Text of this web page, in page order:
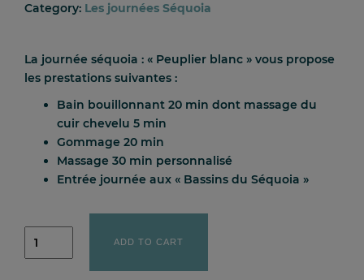
Category: Les journées Séquoia
La journée séquoia : « Peuplier blanc » vous propose
les prestations suivantes :
Bain bouillonnant 20 min dont massage du
cuir chevelu 5 min
Gommage 20 min
Massage 30 min personnalisé
Entrée journée aux « Bassins du Séquoia »
PEUPLIER
BLANC
Journée
ADD TO CART